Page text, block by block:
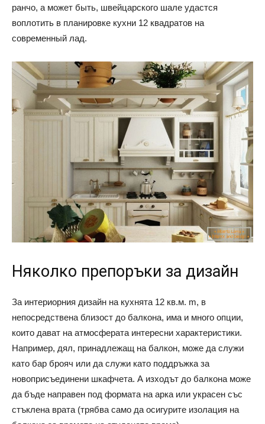
ранчо, а может быть, швейцарского шале удастся
воплотить в планировке кухни 12 квадратов на
современный лад.
Няколко препоръки за дизайн
За интериорния дизайн на кухнята 12 кв.м. m, в
непосредствена близост до балкона, има и много опции,
които дават на атмосферата интересни характеристики.
Например, дял, принадлежащ на балкон, може да служи
като бар брояч или да служи като поддръжка за
новоприсъединени шкафчета. А изходът до балкона може
да бъде направен под формата на арка или украсен със
стъклена врата (трябва само да осигурите изолация на